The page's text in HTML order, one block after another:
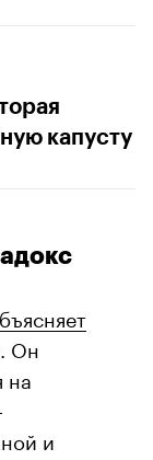
капусту
Он
на
и